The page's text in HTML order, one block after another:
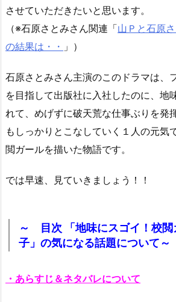
させていただきたいと思います。
（※石原さとみさん関連「山Ｐと石原
の結果は・・ 」）
石原さとみさん主演のこのドラマは、
を目指して出版社に入社したのに、地
れて、めげずに破天荒な仕事ぶりを発
もしっかりとこなしていく１人の元気
閲ガールを描いた物語です。
では早速、見ていきましょう！！
～ 目次 「地味にスゴイ！校閲
子」の気になる話題について～
・あらすじ＆ネタバレについて